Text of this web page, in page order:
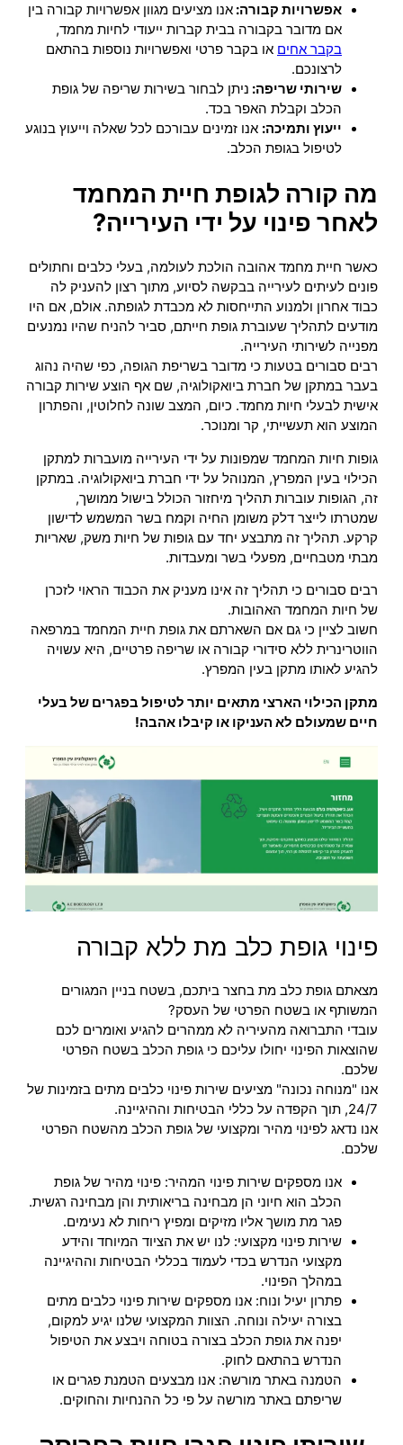
אפשרויות קבורה: אנו מציעים מגוון אפשרויות קבורה בין
אם מדובר בקבורה בבית קברות ייעודי לחיות מחמד,
בקבר אחים או בקבר פרטי ואפשרויות נוספות בהתאם
לרצונכם.
שירותי שריפה: ניתן לבחור בשירות שריפה של גופת
הכלב וקבלת האפר בכד.
ייעוץ ותמיכה: אנו זמינים עבורכם לכל שאלה וייעוץ בנוגע
לטיפול בגופת הכלב.
מה קורה לגופת חיית המחמד
לאחר פינוי על ידי העירייה?
כאשר חיית מחמד אהובה הולכת לעולמה, בעלי כלבים וחתולים
פונים לעיתים לעירייה בבקשה לסיוע, מתוך רצון להעניק לה
כבוד אחרון ולמנוע התייחסות לא מכבדת לגופתה. אולם, אם היו
מודעים לתהליך שעוברת גופת חייתם, סביר להניח שהיו נמנעים
מפנייה לשירותי העירייה.
רבים סבורים בטעות כי מדובר בשריפת הגופה, כפי שהיה נהוג
בעבר במתקן של חברת ביואקולוגיה, שם אף הוצע שירות קבורה
אישית לבעלי חיות מחמד. כיום, המצב שונה לחלוטין, והפתרון
המוצע הוא תעשייתי, קר ומנוכר.
גופות חיות המחמד שמפונות על ידי העירייה מועברות למתקן
הכילוי בעין המפרץ, המנוהל על ידי חברת ביואקולוגיה. במתקן
זה, הגופות עוברות תהליך מיחזור הכולל בישול ממושך,
שמטרתו לייצר דלק משומן החיה וקמח בשר המשמש לדישון
קרקע. תהליך זה מתבצע יחד עם גופות של חיות משק, שאריות
מבתי מטבחיים, מפעלי בשר ומעבדות.
רבים סבורים כי תהליך זה אינו מעניק את הכבוד הראוי לזכרן
של חיות המחמד האהובות.
חשוב לציין כי גם אם השארתם את גופת חיית המחמד במרפאה
הווטרינרית ללא סידורי קבורה או שריפה פרטיים, היא עשויה
להגיע לאותו מתקן בעין המפרץ.
מתקן הכילוי הארצי מתאים יותר לטיפול בפגרים של בעלי
חיים שמעולם לא העניקו או קיבלו אהבה!
פינוי גופת כלב מת ללא קבורה
מצאתם גופת כלב מת בחצר ביתכם, בשטח בניין המגורים
המשותף או בשטח הפרטי של העסק?
עובדי התברואה מהעיריה לא ממהרים להגיע ואומרים לכם
שהוצאות הפינוי יחולו עליכם כי גופת הכלב בשטח הפרטי
שלכם.
אנו "מנוחה נכונה" מציעים שירות פינוי כלבים מתים בזמינות של
24/7, תוך הקפדה על כללי הבטיחות וההיגיינה.
אנו נדאג לפינוי מהיר ומקצועי של גופת הכלב מהשטח הפרטי
שלכם.
אנו מספקים שירות פינוי המהיר: פינוי מהיר של גופת
הכלב הוא חיוני הן מבחינה בריאותית והן מבחינה רגשית.
פגר מת מושך אליו מזיקים ומפיץ ריחות לא נעימים.
שירות פינוי מקצועי: לנו יש את הציוד המיוחד והידע
מקצועי הנדרש בכדי לעמוד בכללי הבטיחות וההיגיינה
במהלך הפינוי.
פתרון יעיל ונוח: אנו מספקים שירות פינוי כלבים מתים
בצורה יעילה ונוחה. הצוות המקצועי שלנו יגיע למקום,
יפנה את גופת הכלב בצורה בטוחה ויבצע את הטיפול
הנדרש בהתאם לחוק.
הטמנה באתר מורשה: אנו מבצעים הטמנת פגרים או
שריפתם באתר מורשה על פי כל ההנחיות והחוקים.